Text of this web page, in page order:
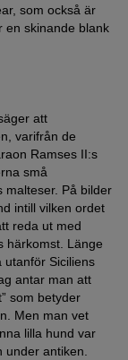
som också är
en skinande blank
att
varifrån de
Ramses II:s
små
malteser. På bilder
intill vilken ordet
reda ut med
härkomst. Länge
utanför Siciliens
antar man att
som betyder
Men man vet
lilla hund var
antiken.